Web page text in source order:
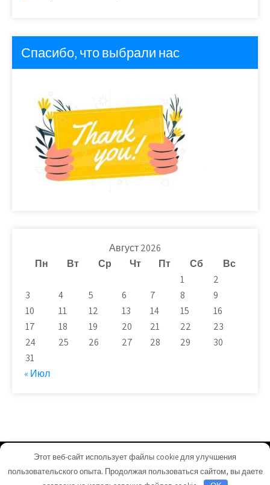
Спасибо, что выбрали нас
Август 2026
Пн
Вт Ср Чт Пт Сб
Вс
1
2
3
4 5 6 7 8
9
10
11 12 13 14 15
16
17
18 19 20 21 22
23
24
25 26 27 28 29
30
31
« Июл
plit-beton.ru - Работает на WordPress
Тема от Grace Themes
Этот веб-сайт использует файлы cookie для улучшения
пользовательского опыта. Продолжая пользоваться сайтом, вы даете